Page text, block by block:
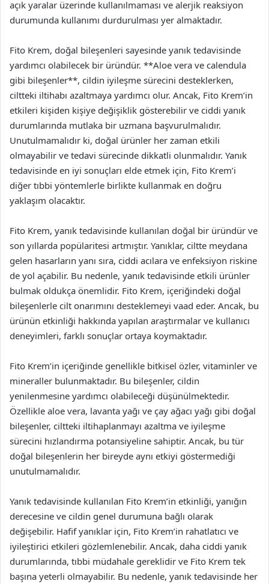
açık yaralar üzerinde kullanılmaması ve alerjik reaksiyon
durumunda kullanımı durdurulması yer almaktadır.
Fito Krem, doğal bileşenleri sayesinde yanık tedavisinde
yardımcı olabilecek bir üründür. **Aloe vera ve calendula
gibi bileşenler**, cildin iyileşme sürecini desteklerken,
ciltteki iltihabı azaltmaya yardımcı olur. Ancak, Fito Krem’in
etkileri kişiden kişiye değişiklik gösterebilir ve ciddi yanık
durumlarında mutlaka bir uzmana başvurulmalıdır.
Unutulmamalıdır ki, doğal ürünler her zaman etkili
olmayabilir ve tedavi sürecinde dikkatli olunmalıdır. Yanık
tedavisinde en iyi sonuçları elde etmek için, Fito Krem’i
diğer tıbbi yöntemlerle birlikte kullanmak en doğru
yaklaşım olacaktır.
Fito Krem, yanık tedavisinde kullanılan doğal bir üründür ve
son yıllarda popülaritesi artmıştır. Yanıklar, ciltte meydana
gelen hasarların yanı sıra, ciddi acılara ve enfeksiyon riskine
de yol açabilir. Bu nedenle, yanık tedavisinde etkili ürünler
bulmak oldukça önemlidir. Fito Krem, içeriğindeki doğal
bileşenlerle cilt onarımını desteklemeyi vaad eder. Ancak, bu
ürünün etkinliği hakkında yapılan araştırmalar ve kullanıcı
deneyimleri, farklı sonuçlar ortaya koymaktadır.
Fito Krem’in içeriğinde genellikle bitkisel özler, vitaminler ve
mineraller bulunmaktadır. Bu bileşenler, cildin
yenilenmesine yardımcı olabileceği düşünülmektedir.
Özellikle aloe vera, lavanta yağı ve çay ağacı yağı gibi doğal
bileşenler, ciltteki iltihaplanmayı azaltma ve iyileşme
sürecini hızlandırma potansiyeline sahiptir. Ancak, bu tür
doğal bileşenlerin her bireyde aynı etkiyi göstermediği
unutulmamalıdır.
Yanık tedavisinde kullanılan Fito Krem’in etkinliği, yanığın
derecesine ve cildin genel durumuna bağlı olarak
değişebilir. Hafif yanıklar için, Fito Krem’in rahatlatıcı ve
iyileştirici etkileri gözlemlenebilir. Ancak, daha ciddi yanık
durumlarında, tıbbi müdahale gereklidir ve Fito Krem tek
başına yeterli olmayabilir. Bu nedenle, yanık tedavisinde her